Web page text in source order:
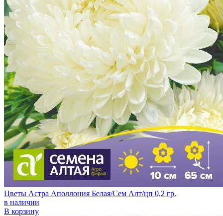
Цветы Астра Аполлония Белая/Сем Алт/цп 0,2 гр.
в наличии
В корзину